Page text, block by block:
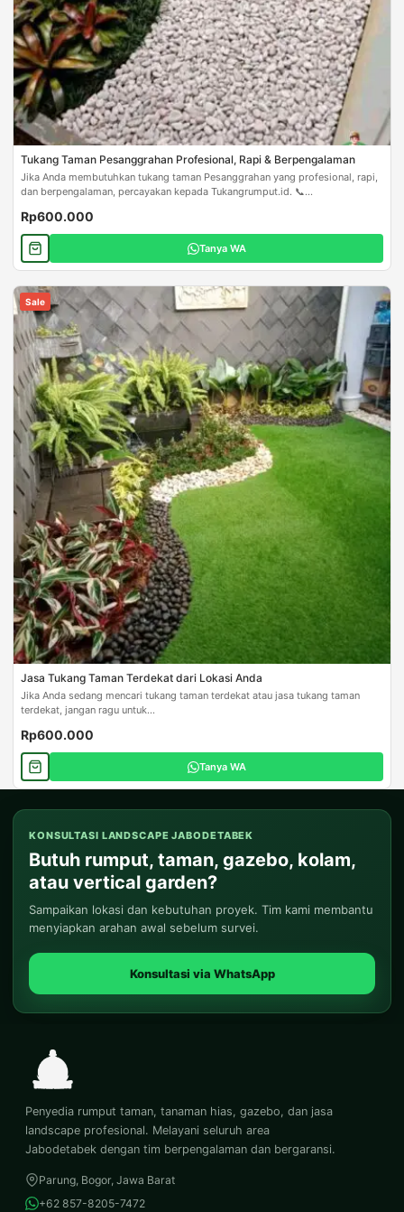
Tukang Taman Pesanggrahan Profesional, Rapi & Berpengalaman
Jika Anda membutuhkan tukang taman Pesanggrahan yang profesional, rapi,
dan berpengalaman, percayakan kepada Tukangrumput.id. 📞...
Rp600.000
Tanya WA
Sale
Jasa Tukang Taman Terdekat dari Lokasi Anda
Jika Anda sedang mencari tukang taman terdekat atau jasa tukang taman
terdekat, jangan ragu untuk...
Rp600.000
Tanya WA
KONSULTASI LANDSCAPE JABODETABEK
Butuh rumput, taman, gazebo, kolam,
atau vertical garden?
Sampaikan lokasi dan kebutuhan proyek. Tim kami membantu
menyiapkan arahan awal sebelum survei.
Konsultasi via WhatsApp
Penyedia rumput taman, tanaman hias, gazebo, dan jasa
landscape profesional. Melayani seluruh area
Jabodetabek dengan tim berpengalaman dan bergaransi.
Parung, Bogor, Jawa Barat
+62 857-8205-7472